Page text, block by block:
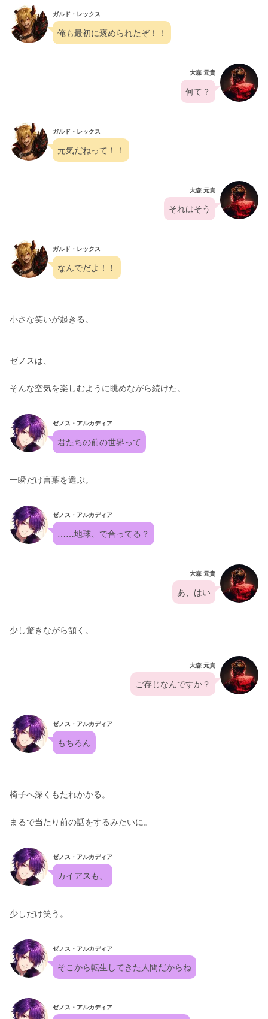
ガルド・レックス
俺も最初に褒められたぞ！！
大森 元貴
何て？
ガルド・レックス
元気だねって！！
大森 元貴
それはそう
ガルド・レックス
なんでだよ！！
小さな笑いが起きる。
ゼノスは、
そんな空気を楽しむように眺めながら続けた。
ゼノス・アルカディア
君たちの前の世界って
一瞬だけ言葉を選ぶ。
ゼノス・アルカディア
……地球、で合ってる？
大森 元貴
あ、はい
少し驚きながら頷く。
大森 元貴
ご存じなんですか？
ゼノス・アルカディア
もちろん
椅子へ深くもたれかかる。
まるで当たり前の話をするみたいに。
ゼノス・アルカディア
カイアスも、
少しだけ笑う。
ゼノス・アルカディア
そこから転生してきた人間だからね
ゼノス・アルカディア